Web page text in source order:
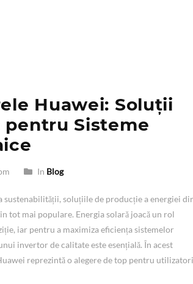
Huawei: Soluții
pentru Sisteme
In Blog
sustenabilității, soluțiile de producție a energiei
tot mai populare. Energia solară joacă un rol
iar pentru a maximiza eficiența sistemelor
invertor de calitate este esențială. În acest
reprezintă o alegere de top pentru